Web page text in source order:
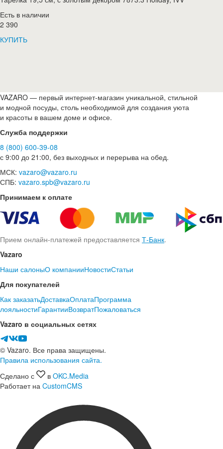
Есть в наличии
2 390
КУПИТЬ
VAZARO — первый интернет-магазин уникальной, стильной
и модной посуды, столь необходимой для создания уюта
и красоты в вашем доме и офисе.
Служба поддержки
8 (800) 600-39-08
с 9:00 до 21:00, без выходных и перерыва на обед.
МСК: vazaro@vazaro.ru
СПБ: vazaro.spb@vazaro.ru
Принимаем к оплате
Прием онлайн-платежей предоставляется Т-Банк.
Vazaro
Наши салоныО компанииНовостиСтатьи
Для покупателей
Как заказатьДоставкаОплатаПрограмма
лояльностиГарантииВозвратПожаловаться
Vazaro в социальных сетях
© Vazaro. Все права защищены.
Правила использования сайта.
Сделано с
в OKC.Media
Работает на CustomCMS